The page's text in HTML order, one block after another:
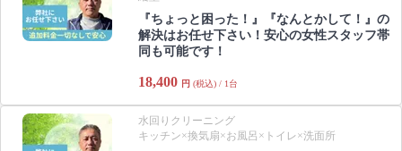
『ちょっと困った！』『なんとかして！』の
解決はお任せ下さい！安心の女性スタッフ帯
同も可能です！
18,400 円 (税込) / 1台
水回りクリーニング
キッチン×換気扇×お風呂×トイレ×洗面所